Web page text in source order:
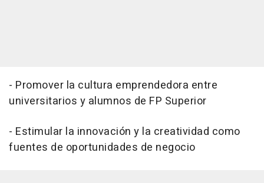
- Promover la cultura emprendedora entre
universitarios y alumnos de FP Superior
- Estimular la innovación y la creatividad como
fuentes de oportunidades de negocio